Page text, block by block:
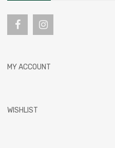
MY ACCOUNT
WISHLIST